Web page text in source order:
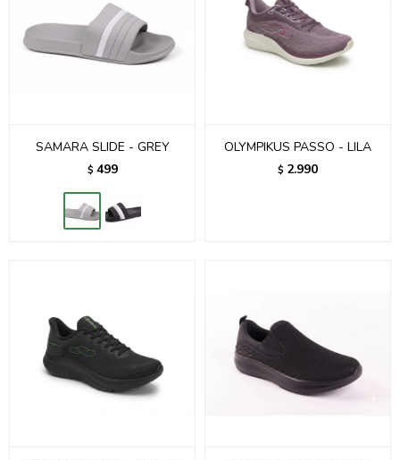
SAMARA SLIDE - GREY
$ 499
OLYMPIKUS PASSO - LILA
$ 2.990